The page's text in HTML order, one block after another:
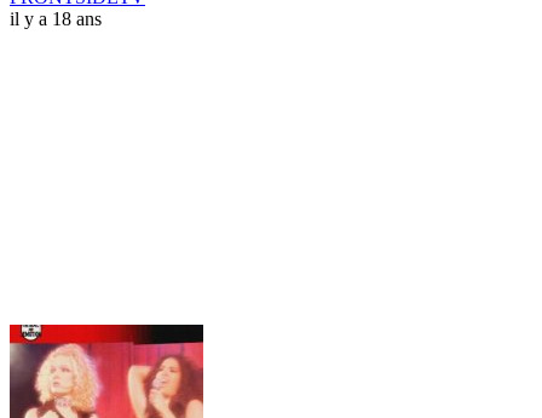
il y a 18 ans